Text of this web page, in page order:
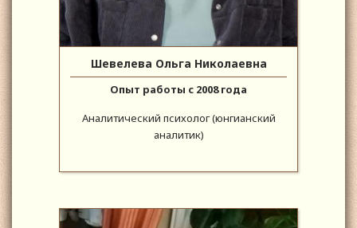
Шевелева Ольга Николаевна
Опыт работы с 2008 года
Аналитический психолог (юнгианский
аналитик)